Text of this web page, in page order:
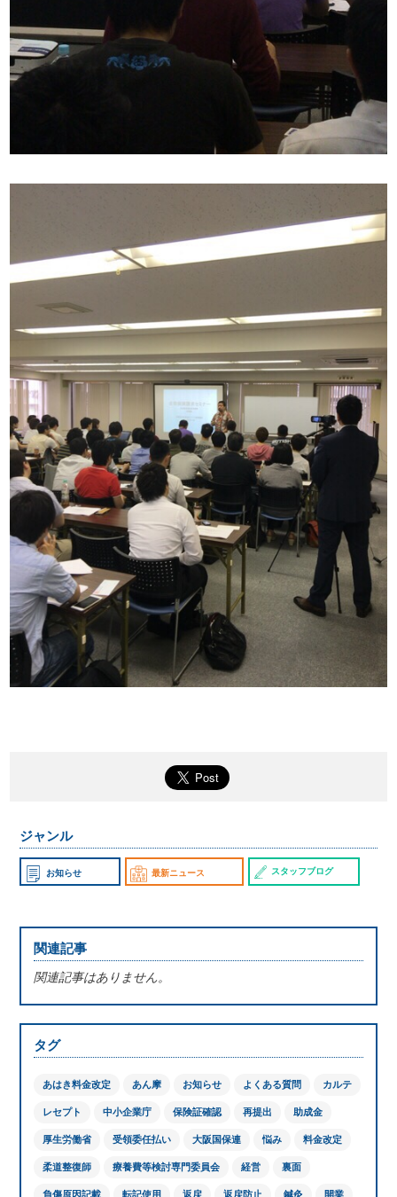
ジャンル
お知らせ 最新ニュース スタッフブログ
関連記事
関連記事はありません。
タグ
あはき料金改定 あん摩 お知らせ よくある質問 カルテ
レセプト 中小企業庁 保険証確認 再提出 助成金
厚生労働省 受領委任払い 大阪国保連 悩み 料金改定
柔道整復師 療養費等検討専門委員会 経営 裏面
負傷原因記載 転記使用 返戻 返戻防止 鍼灸 開業